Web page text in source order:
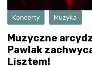
Koncerty Muzyka
Muzyczne
Pawlak
Lisztem!